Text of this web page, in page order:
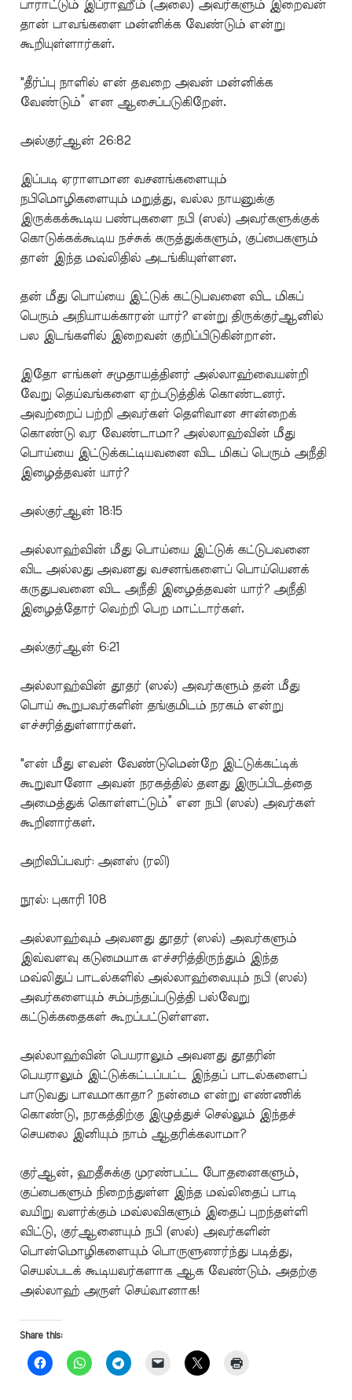
பாராட்டும் இப்ராஹீம் (அலை) அவர்களும் இறைவன்
தான் பாவங்களை மன்னிக்க வேண்டும் என்று
கூறியுள்ளார்கள்.
"தீர்ப்பு நாளில் என் தவறை அவன் மன்னிக்க
வேண்டும்” என ஆசைப்படுகிறேன்.
அல்குர்ஆன் 26:82
இப்படி ஏராளமான வசனங்களையும்
நபிமொழிகளையும் மறுத்து, வல்ல நாயனுக்கு
இருக்கக்கூடிய பண்புகளை நபி (ஸல்) அவர்களுக்குக்
கொடுக்கக்கூடிய நச்சுக் கருத்துக்களும், குப்பைகளும்
தான் இந்த மவ்லிதில் அடங்கியுள்ளன.
தன் மீது பொய்யை இட்டுக் கட்டுபவனை விட மிகப்
பெரும் அநியாயக்காரன் யார்? என்று திருக்குர்ஆனில்
பல இடங்களில் இறைவன் குறிப்பிடுகின்றான்.
இதோ எங்கள் சமுதாயத்தினர் அல்லாஹ்வையன்றி
வேறு தெய்வங்களை ஏற்படுத்திக் கொண்டனர்.
அவற்றைப் பற்றி அவர்கள் தெளிவான சான்றைக்
கொண்டு வர வேண்டாமா? அல்லாஹ்வின் மீது
பொய்யை இட்டுக்கட்டியவனை விட மிகப் பெரும் அநீதி
இழைத்தவன் யார்?
அல்குர்ஆன் 18:15
அல்லாஹ்வின் மீது பொய்யை இட்டுக் கட்டுபவனை
விட அல்லது அவனது வசனங்களைப் பொய்யெனக்
கருதுபவனை விட அநீதி இழைத்தவன் யார்? அநீதி
இழைத்தோர் வெற்றி பெற மாட்டார்கள்.
அல்குர்ஆன் 6:21
அல்லாஹ்வின் தூதர் (ஸல்) அவர்களும் தன் மீது
பொய் கூறுபவர்களின் தங்குமிடம் நரகம் என்று
எச்சரித்துள்ளார்கள்.
"என் மீது எவன் வேண்டுமென்றே இட்டுக்கட்டிக்
கூறுவானோ அவன் நரகத்தில் தனது இருப்பிடத்தை
அமைத்துக் கொள்ளட்டும்” என நபி (ஸல்) அவர்கள்
கூறினார்கள்.
அறிவிப்பவர்: அனஸ் (ரலி)
நூல்: புகாரி 108
அல்லாஹ்வும் அவனது தூதர் (ஸல்) அவர்களும்
இவ்வளவு கடுமையாக எச்சரித்திருந்தும் இந்த
மவ்லிதுப் பாடல்களில் அல்லாஹ்வையும் நபி (ஸல்)
அவர்களையும் சம்பந்தப்படுத்தி பல்வேறு
கட்டுக்கதைகள் கூறப்பட்டுள்ளன.
அல்லாஹ்வின் பெயராலும் அவனது தூதரின்
பெயராலும் இட்டுக்கட்டப்பட்ட இந்தப் பாடல்களைப்
பாடுவது பாவமாகாதா? நன்மை என்று எண்ணிக்
கொண்டு, நரகத்திற்கு இழுத்துச் செல்லும் இந்தச்
செயலை இனியும் நாம் ஆதரிக்கலாமா?
குர்ஆன், ஹதீசுக்கு முரண்பட்ட போதனைகளும்,
குப்பைகளும் நிறைந்துள்ள இந்த மவ்லிதைப் பாடி
வயிறு வளர்க்கும் மவ்லவிகளும் இதைப் புறந்தள்ளி
விட்டு, குர்ஆனையும் நபி (ஸல்) அவர்களின்
பொன்மொழிகளையும் பொருளுணர்ந்து படித்து,
செயல்படக் கூடியவர்களாக ஆக வேண்டும். அதற்கு
அல்லாஹ் அருள் செய்வானாக!
Share this: